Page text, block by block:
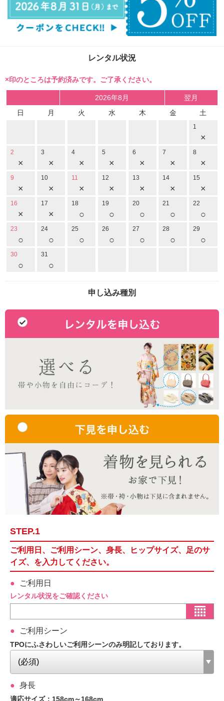
レンタル状況
×印のところは予約済みです。ご了承ください。
2026年8月
翌月
日
月 火 水 木 金 土
1
×
2
×
3
×
4
×
5
×
6
×
7
×
8
×
9
×
10
×
11
×
12
×
13
×
14
×
15
×
16
×
17
×
18
○
19
○
20
○
21
○
22
○
23
○
24
○
25
○
26
○
27
○
28
○
29
○
30
○
31
○
申し込み種別
STEP.1
ご利用日、ご利用シーン、身長、ヒップサイズ、足のサ
イズ、を入力してください。
ご利用日
レンタル状況をご確認ください
ご利用シーン
TPOにふさわしいご利用シーンのみ明記しております。
身長
適応サイズ：158cm～168cm